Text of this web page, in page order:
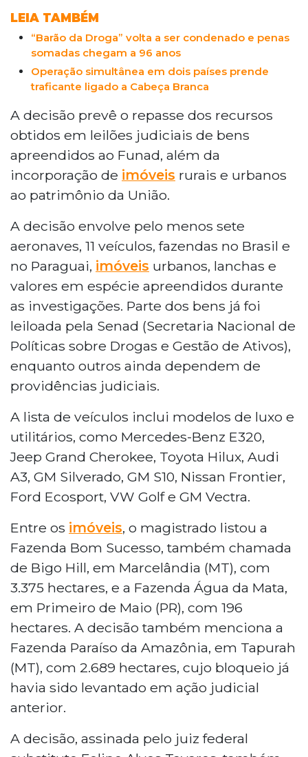
decisão do juiz Felipe Alves Tavares
decorre de condenações por tráfico
internacional e lavagem de dinheiro
ligadas à apreensão de 980 quilos de
cocaína em processos de 2003, 2004 e
2005.
LEIA TAMBÉM
“Barão da Droga” volta a ser condenado e penas
somadas chegam a 96 anos
Operação simultânea em dois países prende
traficante ligado a Cabeça Branca
A decisão prevê o repasse dos recursos
obtidos em leilões judiciais de bens
apreendidos ao Funad, além da
incorporação de imóveis rurais e urbanos
ao patrimônio da União.
A decisão envolve pelo menos sete
aeronaves, 11 veículos, fazendas no Brasil e
no Paraguai, imóveis urbanos, lanchas e
valores em espécie apreendidos durante
as investigações. Parte dos bens já foi
leiloada pela Senad (Secretaria Nacional de
Políticas sobre Drogas e Gestão de Ativos),
enquanto outros ainda dependem de
providências judiciais.
A lista de veículos inclui modelos de luxo e
utilitários, como Mercedes-Benz E320,
Jeep Grand Cherokee, Toyota Hilux, Audi
A3, GM Silverado, GM S10, Nissan Frontier,
Ford Ecosport, VW Golf e GM Vectra.
Entre os imóveis, o magistrado listou a
Fazenda Bom Sucesso, também chamada
de Bigo Hill, em Marcelândia (MT), com
3.375 hectares, e a Fazenda Água da Mata,
em Primeiro de Maio (PR), com 196
hectares. A decisão também menciona a
Fazenda Paraíso da Amazônia, em Tapurah
(MT), com 2.689 hectares, cujo bloqueio já
havia sido levantado em ação judicial
anterior.
A decisão, assinada pelo juiz federal